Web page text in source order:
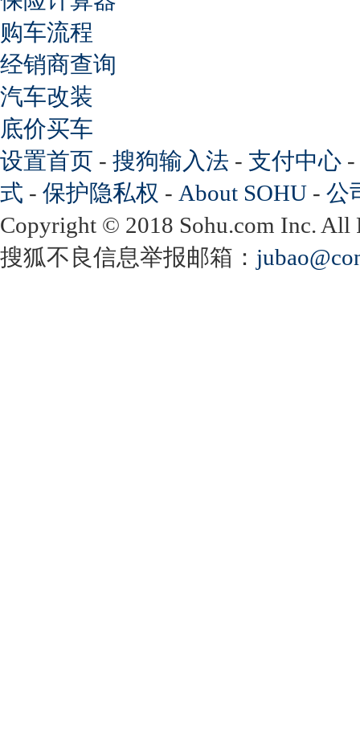
购车流程
经销商查询
汽车改装
底价买车
设置首页 - 搜狗输入法 - 支付中心 -
式 - 保护隐私权 - About SOHU - 公
Copyright © 2018 Sohu.com Inc.
搜狐不良信息举报邮箱：